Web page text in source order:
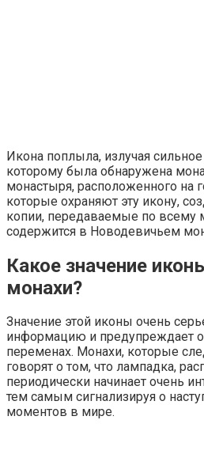
Икона поплыла, излучая
которому была обнаружена
монастыря, расположенного на
которые охраняют эту икону,
копии, передаваемые по всему
содержится в Новодевичьем
Какое значение
монахи?
Значение этой иконы очень
информацию и предупреждает
переменах. Монахи, которые
говорят о том, что лампадка,
периодически начинает очень
тем самым сигнализируя о
моментов в мире.